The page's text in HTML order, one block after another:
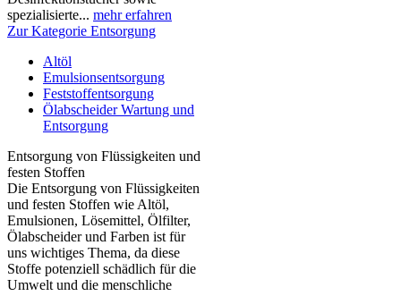
spezialisierte... mehr erfahren
Zur Kategorie Entsorgung
Altöl
Emulsionsentsorgung
Feststoffentsorgung
Ölabscheider Wartung und
Entsorgung
Entsorgung von Flüssigkeiten und
festen Stoffen
Die Entsorgung von Flüssigkeiten
und festen Stoffen wie Altöl,
Emulsionen, Lösemittel, Ölfilter,
Ölabscheider und Farben ist für
uns wichtiges Thema, da diese
Stoffe potenziell schädlich für die
Umwelt und die menschliche